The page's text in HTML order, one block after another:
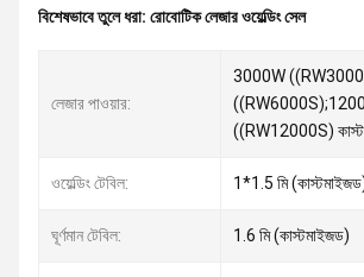
বিশেষভাবে তুলে ধরা: রোবোটিক লেজার ওয়েল্ডিং সেল
লেজার পাওয়ার:
3000W
((RW12000S)
ওয়েল্ডিং টেবিল: 1*1.5 মি
ঘূর্ণমান টেবিল: 1.6 মি (কাস্টমাইজড)